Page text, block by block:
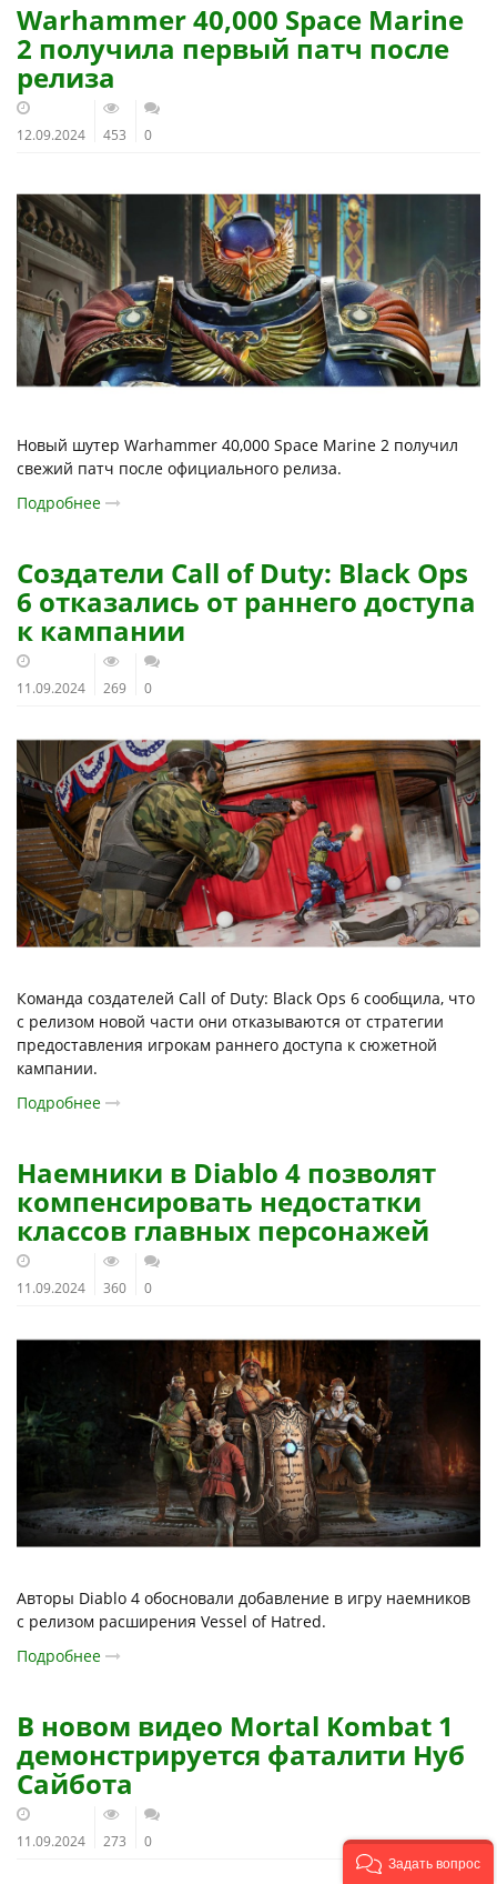
Warhammer 40,000 Space Marine
2 получила первый патч после
релиза
12.09.2024 453 0
Новый шутер Warhammer 40,000 Space Marine 2 получил
свежий патч после официального релиза.
Подробнее
Создатели Call of Duty: Black Ops
6 отказались от раннего доступа
к кампании
11.09.2024 269 0
Команда создателей Call of Duty: Black Ops 6 сообщила, что
с релизом новой части они отказываются от стратегии
предоставления игрокам раннего доступа к сюжетной
кампании.
Подробнее
Наемники в Diablo 4 позволят
компенсировать недостатки
классов главных персонажей
11.09.2024 360 0
Авторы Diablo 4 обосновали добавление в игру наемников
с релизом расширения Vessel of Hatred.
Подробнее
В новом видео Mortal Kombat 1
демонстрируется фаталити Нуб
Сайбота
11.09.2024 273 0
Задать вопрос